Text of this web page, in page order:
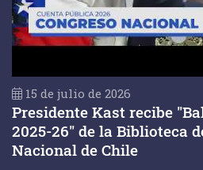
15 de julio de 2026
Presidente Kast recibe
2025-26" de la Biblioteca
Nacional de Chile